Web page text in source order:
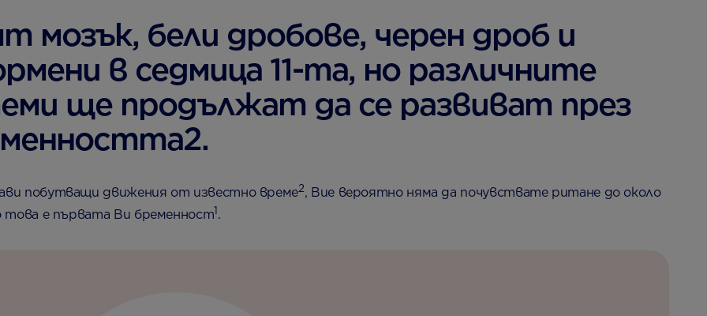
бели дробове, черен дроб и
в седмица 11-та, но различните
ще продължат да се развиват през
побутващи движения от известно време2, Вие вероятно няма да почувствате ритане до около
това е първата Ви бременност1.